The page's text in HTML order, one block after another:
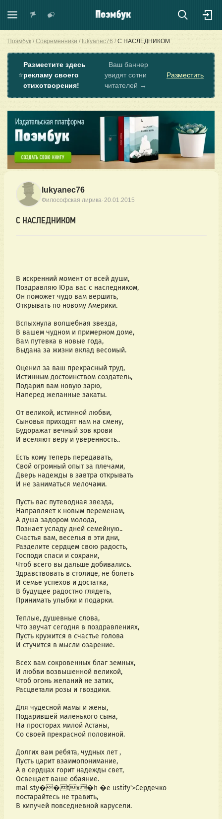
Поэмбук Современники lukyanec76 С НАСЛЕДНИКОМ
⭐
Разместите здесь
рекламу своего
стихотворения!
Ваш баннер
увидят сотни
читателей →
Разместить
lukyanec76
Философская лирика·20.01.2015
С НАСЛЕДНИКОМ
В искренний момент от всей души,
Поздравляю Юра вас с наследником,
Он поможет чудо вам вершить,
Открывать по новому Америки.
Вспыхнула волшебная звезда,
В вашем чудном и примерном доме,
Вам путевка в новые года,
Выдана за жизни вклад весомый.
Оценил за ваш прекрасный труд,
Истинным достоинством создатель,
Подарил вам новую зарю,
Наперед желанные закаты.
От великой, истинной любви,
Сыновья приходят нам на смену,
Будоражат вечный зов крови
И вселяют веру и уверенность..
Есть кому теперь передавать,
Свой огромный опыт за плечами,
Дверь надежды в завтра открывать
И не заниматься мелочами.
Пусть вас путеводная звезда,
Направляет к новым переменам,
А душа задором молода,
Познает усладу дней семейную..
Счастья вам, веселья в эти дни,
Разделите сердцем свою радость,
Господи спаси и сохрани,
Чтоб всего вы дальше добивались.
Здравствовать в столице, не болеть
И семье успехов и достатка,
В будущее радостно глядеть,
Принимать улыбки и подарки.
Теплые, душевные слова,
Что звучат сегодня в поздравлениях,
Пусть кружится в счастье голова
И стучится в мысли озарение.
Всех вам сокровенных благ земных,
И любви возвышенной великой,
Чтоб огонь желаний не затих,
Расцветали розы и гвоздики.
Для чудесной мамы и жены,
Подарившей маленького сына,
На просторах милой Астаны,
Со своей прекрасной половиной.
Долгих вам ребята, чудных лет ,
Пусть царит взаимопонимание,
А в сердцах горит надежды свет,
Освещает ваше обаяние.
mal sty��tx�h �e ustify'>Сердечко
постарайтесь не травить,
В кипучей повседневной карусели.